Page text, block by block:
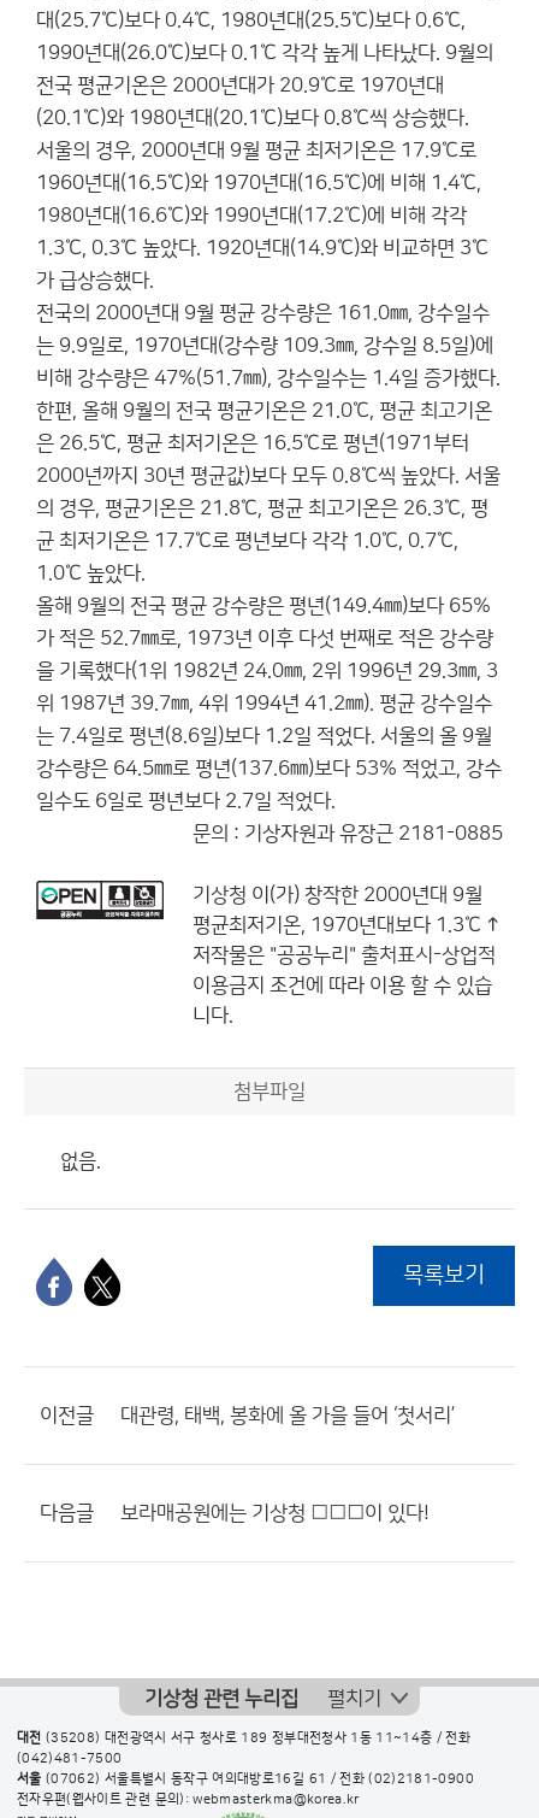
대(25.7℃)보다 0.4℃, 1980년대(25.5℃)보다 0.6℃,
1990년대(26.0℃)보다 0.1℃ 각각 높게 나타났다. 9월의
전국 평균기온은 2000년대가 20.9℃로 1970년대
(20.1℃)와 1980년대(20.1℃)보다 0.8℃씩 상승했다.
서울의 경우, 2000년대 9월 평균 최저기온은 17.9℃로
1960년대(16.5℃)와 1970년대(16.5℃)에 비해 1.4℃,
1980년대(16.6℃)와 1990년대(17.2℃)에 비해 각각
1.3℃, 0.3℃ 높았다. 1920년대(14.9℃)와 비교하면 3℃
가 급상승했다.
전국의 2000년대 9월 평균 강수량은 161.0㎜, 강수일수
는 9.9일로, 1970년대(강수량 109.3㎜, 강수일 8.5일)에
비해 강수량은 47%(51.7㎜), 강수일수는 1.4일 증가했다.
한편, 올해 9월의 전국 평균기온은 21.0℃, 평균 최고기온
은 26.5℃, 평균 최저기온은 16.5℃로 평년(1971부터
2000년까지 30년 평균값)보다 모두 0.8℃씩 높았다. 서울
의 경우, 평균기온은 21.8℃, 평균 최고기온은 26.3℃, 평
균 최저기온은 17.7℃로 평년보다 각각 1.0℃, 0.7℃,
1.0℃ 높았다.
올해 9월의 전국 평균 강수량은 평년(149.4㎜)보다 65%
가 적은 52.7㎜로, 1973년 이후 다섯 번째로 적은 강수량
을 기록했다(1위 1982년 24.0㎜, 2위 1996년 29.3㎜, 3
위 1987년 39.7㎜, 4위 1994년 41.2㎜). 평균 강수일수
는 7.4일로 평년(8.6일)보다 1.2일 적었다. 서울의 올 9월
강수량은 64.5㎜로 평년(137.6㎜)보다 53% 적었고, 강수
일수도 6일로 평년보다 2.7일 적었다.
문의 : 기상자원과 유장근 2181-0885
기상청 이(가) 창작한 2000년대 9월
평균최저기온, 1970년대보다 1.3℃ ↑
저작물은 "공공누리" 출처표시-상업적
이용금지 조건에 따라 이용 할 수 있습
니다.
첨부파일
없음.
목록보기
이전글 대관령, 태백, 봉화에 올 가을 들어 ‘첫서리’
다음글 보라매공원에는 기상청 □□□이 있다!
기상청 관련 누리집 펼치기
대전 (35208) 대전광역시 서구 청사로 189 정부대전청사 1동 11~14층 / 전화
(042)481-7500
서울 (07062) 서울특별시 동작구 여의대방로16길 61 / 전화(02)2181-0900
전자우편(웹사이트 관련 문의): webmasterkma@korea.kr